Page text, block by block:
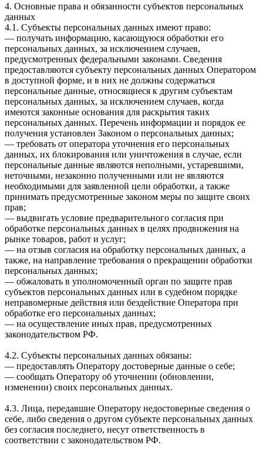
4. Основные права и обязанности субъектов персональных
данных
4.1. Субъекты персональных данных имеют право:
— получать информацию, касающуюся обработки его
персональных данных, за исключением случаев,
предусмотренных федеральными законами. Сведения
предоставляются субъекту персональных данных Оператором
в доступной форме, и в них не должны содержаться
персональные данные, относящиеся к другим субъектам
персональных данных, за исключением случаев, когда
имеются законные основания для раскрытия таких
персональных данных. Перечень информации и порядок ее
получения установлен Законом о персональных данных;
— требовать от оператора уточнения его персональных
данных, их блокирования или уничтожения в случае, если
персональные данные являются неполными, устаревшими,
неточными, незаконно полученными или не являются
необходимыми для заявленной цели обработки, а также
принимать предусмотренные законом меры по защите своих
прав;
— выдвигать условие предварительного согласия при
обработке персональных данных в целях продвижения на
рынке товаров, работ и услуг;
— на отзыв согласия на обработку персональных данных, а
также, на направление требования о прекращении обработки
персональных данных;
— обжаловать в уполномоченный орган по защите прав
субъектов персональных данных или в судебном порядке
неправомерные действия или бездействие Оператора при
обработке его персональных данных;
— на осуществление иных прав, предусмотренных
законодательством РФ.
4.2. Субъекты персональных данных обязаны:
— предоставлять Оператору достоверные данные о себе;
— сообщать Оператору об уточнении (обновлении,
изменении) своих персональных данных.
4.3. Лица, передавшие Оператору недостоверные сведения о
себе, либо сведения о другом субъекте персональных данных
без согласия последнего, несут ответственность в
соответствии с законодательством РФ.